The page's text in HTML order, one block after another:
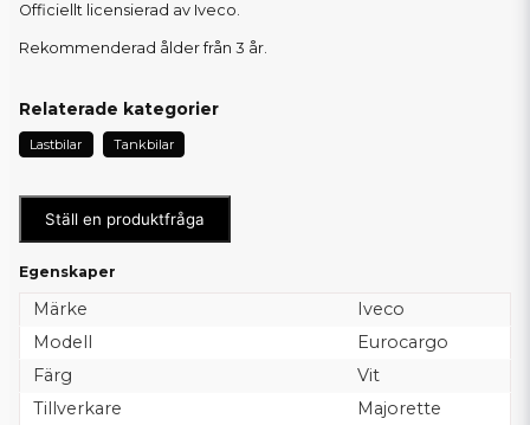
Officiellt licensierad av Iveco.
Rekommenderad ålder från 3 år.
Relaterade kategorier
Lastbilar Tankbilar
Ställ en produktfråga
Egenskaper
Märke
Iveco
Modell
Eurocargo
Färg
Vit
Tillverkare
Majorette